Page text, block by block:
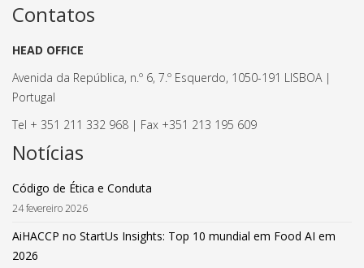
Contatos
HEAD OFFICE
Avenida da República, n.º 6, 7.º Esquerdo, 1050-191 LISBOA |
Portugal
Tel + 351 211 332 968 | Fax +351 213 195 609
Notícias
Código de Ética e Conduta
24 fevereiro 2026
AiHACCP no StartUs Insights: Top 10 mundial em Food AI em
2026